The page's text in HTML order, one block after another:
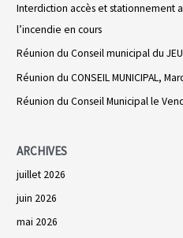
c
h
e
r
Interdiction accès et stationnement
l’incendie en cours
Réunion du Conseil municipal du
Réunion du CONSEIL MUNICIPAL,
Réunion du Conseil Municipal le
ARCHIVES
juillet 2026
juin 2026
mai 2026